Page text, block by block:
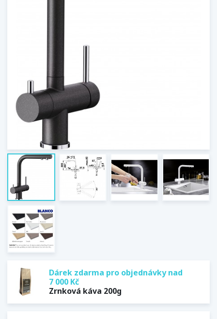
Dárek zdarma pro objednávky nad
7 000 Kč
Zrnková káva 200g